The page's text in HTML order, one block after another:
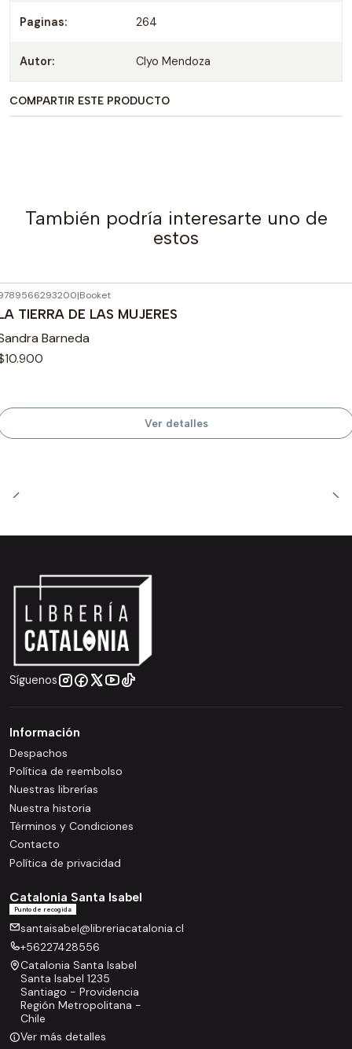
Paginas: 264
Autor: Clyo Mendoza
COMPARTIR ESTE PRODUCTO
También podría interesarte uno de
estos
Agotado |Booket
TIERRA DE LAS MUJERES
Barneda
Ver detalles
Síguenos
Información
Despachos
Política de reembolso
Nuestras librerías
Nuestra historia
Términos y Condiciones
Contacto
Política de privacidad
Catalonia Santa Isabel
Punto de recogida
santaisabel@libreriacatalonia.cl
+56227428556
Catalonia Santa Isabel
Santa Isabel 1235
Santiago - Providencia
Región Metropolitana -
Chile
Ver más detalles